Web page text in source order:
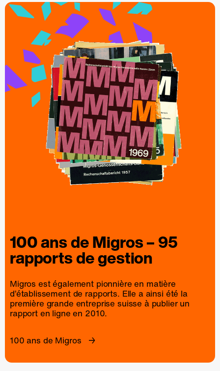
100 ans deMigros– 95
rapportsdegestion
Migros est également pionnière en matière
d’établissement de rapports. Elle a ainsi été la
première grande entreprise suisse à publier un
rapport en ligne en 2010.
100 ans de Migros